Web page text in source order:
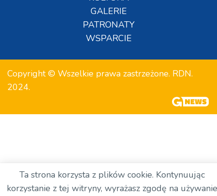
GALERIE
PATRONATY
WSPARCIE
Copyright © Wszelkie prawa zastrzeżone. RDN.
2024.
Ta strona korzysta z plików cookie. Kontynuując
korzystanie z tej witryny, wyrażasz zgodę na używanie